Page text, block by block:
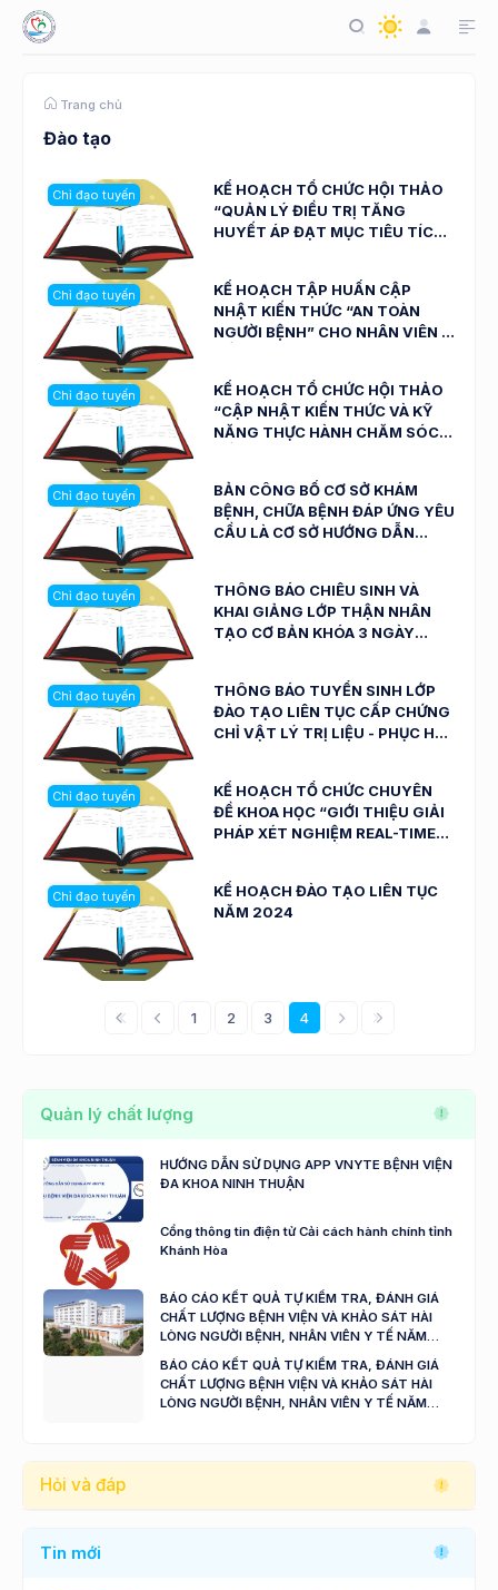
Trang chủ
Đào tạo
Chỉ đạo tuyến
KẾ HOẠCH TỔ CHỨC HỘI THẢO
“QUẢN LÝ ĐIỀU TRỊ TĂNG
HUYẾT ÁP ĐẠT MỤC TIÊU TÍCH
Chỉ đạo tuyến
KẾ HOẠCH TẬP HUẤN CẬP
NHẬT KIẾN THỨC “AN TOÀN
NGƯỜI BỆNH” CHO NHÂN VIÊN Y
Chỉ đạo tuyến
KẾ HOẠCH TỔ CHỨC HỘI THẢO
“CẬP NHẬT KIẾN THỨC VÀ KỸ
NĂNG THỰC HÀNH CHĂM SÓC
Chỉ đạo tuyến
BẢN CÔNG BỐ CƠ SỞ KHÁM
BỆNH, CHỮA BỆNH ĐÁP ỨNG YÊU
CẦU LÀ CƠ SỞ HƯỚNG DẪN
Chỉ đạo tuyến
THÔNG BÁO CHIÊU SINH VÀ
KHAI GIẢNG LỚP THẬN NHÂN
TẠO CƠ BẢN KHÓA 3 NGÀY
Chỉ đạo tuyến
THÔNG BÁO TUYỂN SINH LỚP
ĐÀO TẠO LIÊN TỤC CẤP CHỨNG
CHỈ VẬT LÝ TRỊ LIỆU - PHỤC HỒI
Chỉ đạo tuyến
KẾ HOẠCH TỔ CHỨC CHUYÊN
ĐỀ KHOA HỌC “GIỚI THIỆU GIẢI
PHÁP XÉT NGHIỆM REAL-TIME
UNG THƯ HIỆN NAY” NGÀY
06/01/2024
Chỉ đạo tuyến
KẾ HOẠCH ĐÀO TẠO LIÊN TỤC
NĂM 2024
1 2 3 4
Quản lý chất lượng
HƯỚNG DẪN SỬ DỤNG APP VNYTE BỆNH VIỆN
ĐA KHOA NINH THUẬN
Cổng thông tin điện tử Cải cách hành chính tỉnh
Khánh Hòa
BÁO CÁO KẾT QUẢ TỰ KIỂM TRA, ĐÁNH GIÁ
CHẤT LƯỢNG BỆNH VIỆN VÀ KHẢO SÁT HÀI
LÒNG NGƯỜI BỆNH, NHÂN VIÊN Y TẾ NĂM
2024 - 2025
BÁO CÁO KẾT QUẢ TỰ KIỂM TRA, ĐÁNH GIÁ
CHẤT LƯỢNG BỆNH VIỆN VÀ KHẢO SÁT HÀI
LÒNG NGƯỜI BỆNH, NHÂN VIÊN Y TẾ NĂM
Hỏi và đáp
Tin mới